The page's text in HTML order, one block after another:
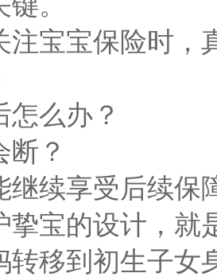
注宝宝保险时，
怎么办？
断？
继续享受后续保
挚宝的设计，就
转移到初生子女